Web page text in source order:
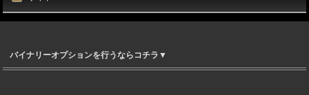
バイナリーオプションを行うならコチラ▼